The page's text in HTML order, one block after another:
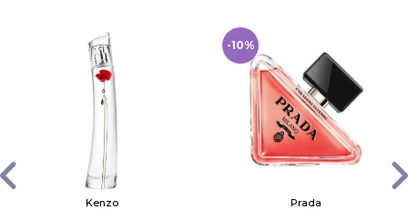
Kenzo
-10%
Prada